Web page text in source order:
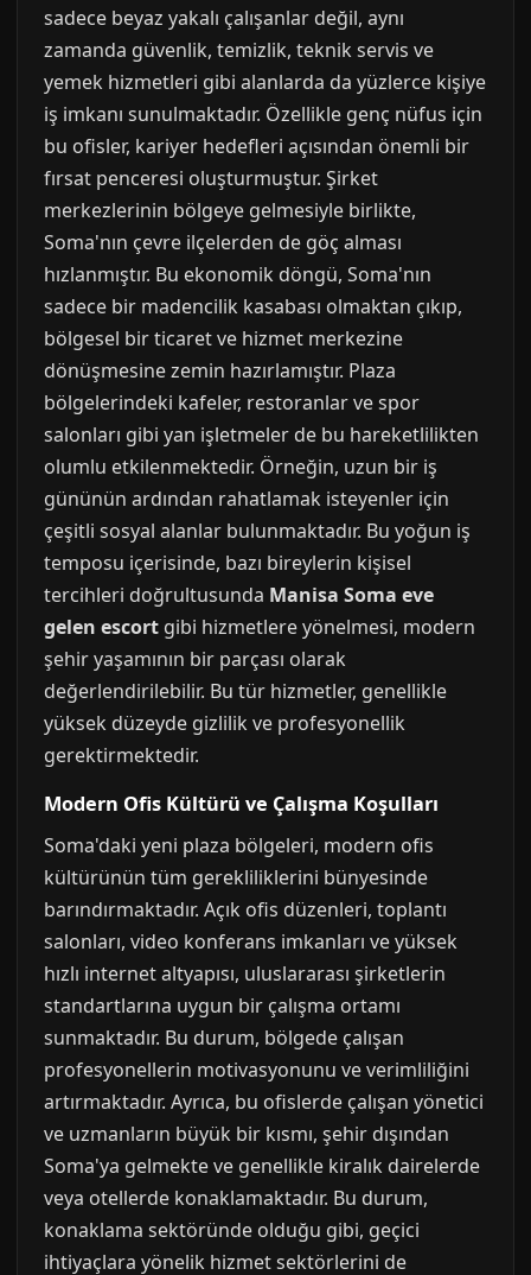
sadece beyaz yakalı çalışanlar değil, aynı
zamanda güvenlik, temizlik, teknik servis ve
yemek hizmetleri gibi alanlarda da yüzlerce kişiye
iş imkanı sunulmaktadır. Özellikle genç nüfus için
bu ofisler, kariyer hedefleri açısından önemli bir
fırsat penceresi oluşturmuştur. Şirket
merkezlerinin bölgeye gelmesiyle birlikte,
Soma'nın çevre ilçelerden de göç alması
hızlanmıştır. Bu ekonomik döngü, Soma'nın
sadece bir madencilik kasabası olmaktan çıkıp,
bölgesel bir ticaret ve hizmet merkezine
dönüşmesine zemin hazırlamıştır. Plaza
bölgelerindeki kafeler, restoranlar ve spor
salonları gibi yan işletmeler de bu hareketlilikten
olumlu etkilenmektedir. Örneğin, uzun bir iş
gününün ardından rahatlamak isteyenler için
çeşitli sosyal alanlar bulunmaktadır. Bu yoğun iş
temposu içerisinde, bazı bireylerin kişisel
tercihleri doğrultusunda Manisa Soma eve
gelen escort gibi hizmetlere yönelmesi, modern
şehir yaşamının bir parçası olarak
değerlendirilebilir. Bu tür hizmetler, genellikle
yüksek düzeyde gizlilik ve profesyonellik
gerektirmektedir.
Modern Ofis Kültürü ve Çalışma Koşulları
Soma'daki yeni plaza bölgeleri, modern ofis
kültürünün tüm gerekliliklerini bünyesinde
barındırmaktadır. Açık ofis düzenleri, toplantı
salonları, video konferans imkanları ve yüksek
hızlı internet altyapısı, uluslararası şirketlerin
standartlarına uygun bir çalışma ortamı
sunmaktadır. Bu durum, bölgede çalışan
profesyonellerin motivasyonunu ve verimliliğini
artırmaktadır. Ayrıca, bu ofislerde çalışan yönetici
ve uzmanların büyük bir kısmı, şehir dışından
Soma'ya gelmekte ve genellikle kiralık dairelerde
veya otellerde konaklamaktadır. Bu durum,
konaklama sektöründe olduğu gibi, geçici
ihtiyaçlara yönelik hizmet sektörlerini de